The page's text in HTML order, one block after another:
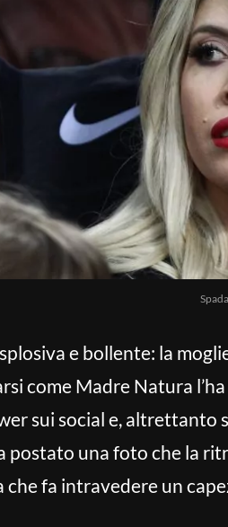
e bollente: la
come Madre Natura
sui social e, altrettanto
postato una foto che la
fa intravedere un